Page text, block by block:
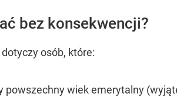
bez konsekwencji?
osób, które:
powszechny wiek emerytalny